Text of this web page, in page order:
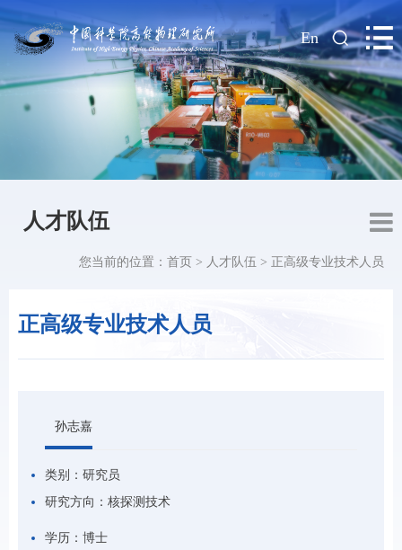
| En
人才队伍
正高级专业技术人员
您当前的位置： 首页 > 人才队伍 > 正高级专业技术人员
孙志嘉
类别： 研究员
研究方向： 核探测技术
学历： 博士